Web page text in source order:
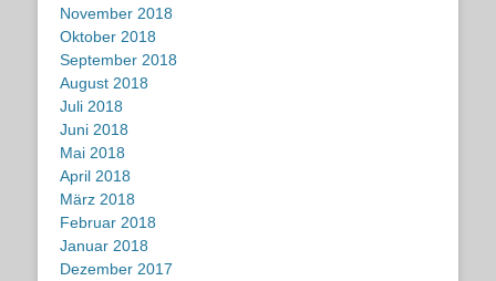
November 2018
Oktober 2018
September 2018
August 2018
Juli 2018
Juni 2018
Mai 2018
April 2018
März 2018
Februar 2018
Januar 2018
Dezember 2017